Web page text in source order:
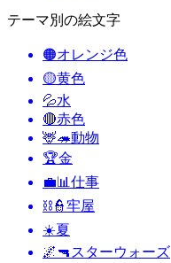
テーマ別の絵文字
🟠オレンジ色
🟡黄色
💦水
🔴赤色
🦌🦔動物
🏆金
💼📊 仕事
⛓️👮牢屋
☀️夏
🌌🔫 スターウォーズ